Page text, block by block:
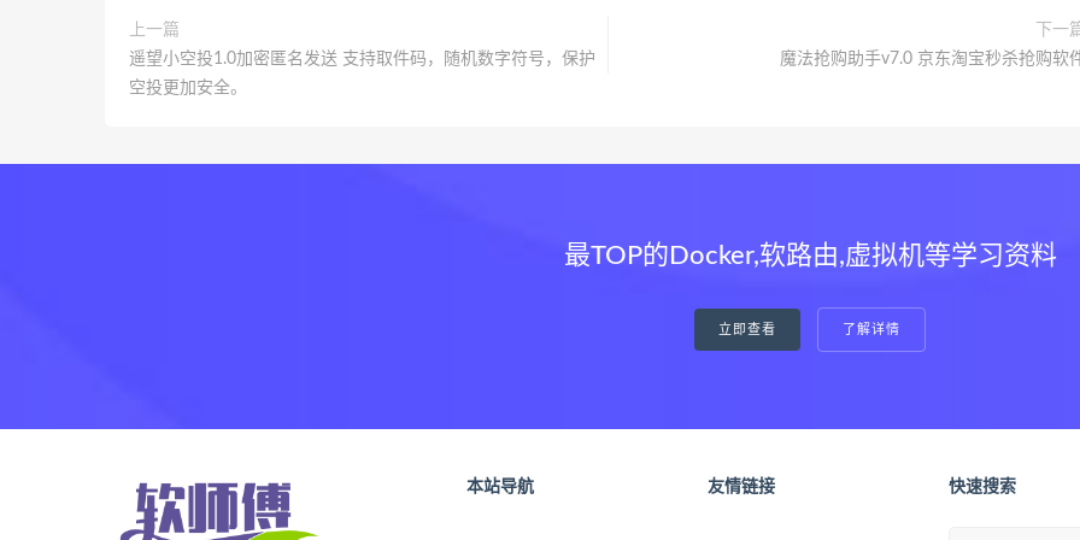
上一篇
遥望小空投1.0加密匿名发送 支持取件码，随机数字符号，保护
空投更加安全。
下一
魔法抢购助手v7.0 京东淘宝秒杀抢购软
最TOP的Docker,软路由,虚拟机等学习资料
立即查看 了解详情
本站导航 友情链接 快速搜索